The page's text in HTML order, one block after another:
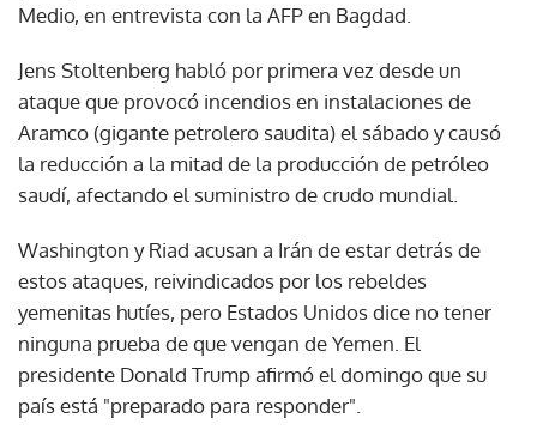
Medio, en entrevista con la AFP en Bagdad.
Jens Stoltenberg habló por primera vez desde un
ataque que provocó incendios en instalaciones de
Aramco (gigante petrolero saudita) el sábado y causó
la reducción a la mitad de la producción de petróleo
saudí, afectando el suministro de crudo mundial.
Washington y Riad acusan a Irán de estar detrás de
estos ataques, reivindicados por los rebeldes
yemenitas hutíes, pero Estados Unidos dice no tener
ninguna prueba de que vengan de Yemen. El
presidente Donald Trump afirmó el domingo que su
país está "preparado para responder".